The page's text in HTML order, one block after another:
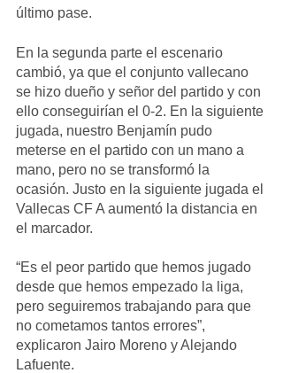
último pase.
En la segunda parte el escenario
cambió, ya que el conjunto vallecano
se hizo dueño y señor del partido y con
ello conseguirían el 0-2. En la siguiente
jugada, nuestro Benjamín pudo
meterse en el partido con un mano a
mano, pero no se transformó la
ocasión. Justo en la siguiente jugada el
Vallecas CF A aumentó la distancia en
el marcador.
“Es el peor partido que hemos jugado
desde que hemos empezado la liga,
pero seguiremos trabajando para que
no cometamos tantos errores”,
explicaron Jairo Moreno y Alejando
Lafuente.